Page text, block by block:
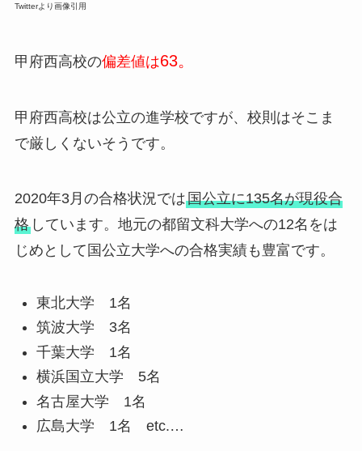
Twitterより画像引用
甲府西高校の偏差値は63。
甲府西高校は公立の進学校ですが、校則はそこま
で厳しくないそうです。
2020年3月の合格状況では国公立に135名が現役合
格しています。地元の都留文科大学への12名をは
じめとして国公立大学への合格実績も豊富です。
東北大学 1名
筑波大学 3名
千葉大学 1名
横浜国立大学 5名
名古屋大学 1名
広島大学 1名 etc.…